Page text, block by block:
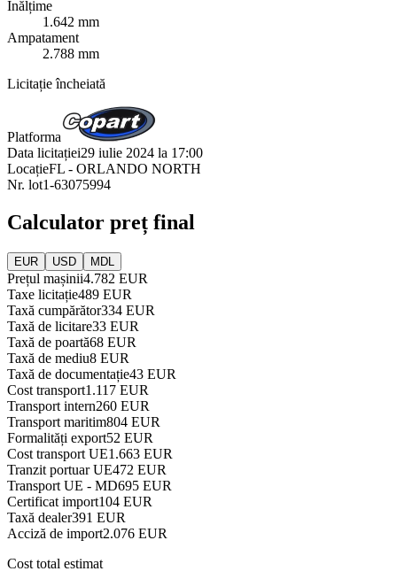
Înălțime
1.642 mm
Ampatament
2.788 mm
Licitație încheiată
Platforma
Data licitației29 iulie 2024 la 17:00
LocațieFL - ORLANDO NORTH
Nr. lot1-63075994
Calculator preț final
EUR USD MDL
Prețul mașinii4.782 EUR
Taxe licitație489 EUR
Taxă cumpărător334 EUR
Taxă de licitare33 EUR
Taxă de poartă68 EUR
Taxă de mediu8 EUR
Taxă de documentație43 EUR
Cost transport1.117 EUR
Transport intern260 EUR
Transport maritim804 EUR
Formalități export52 EUR
Cost transport UE1.663 EUR
Tranzit portuar UE472 EUR
Transport UE - MD695 EUR
Certificat import104 EUR
Taxă dealer391 EUR
Acciză de import2.076 EUR
Cost total estimat